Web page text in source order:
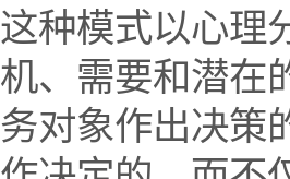
这种模式以心理
机、需要和潜在
务对象作出决策